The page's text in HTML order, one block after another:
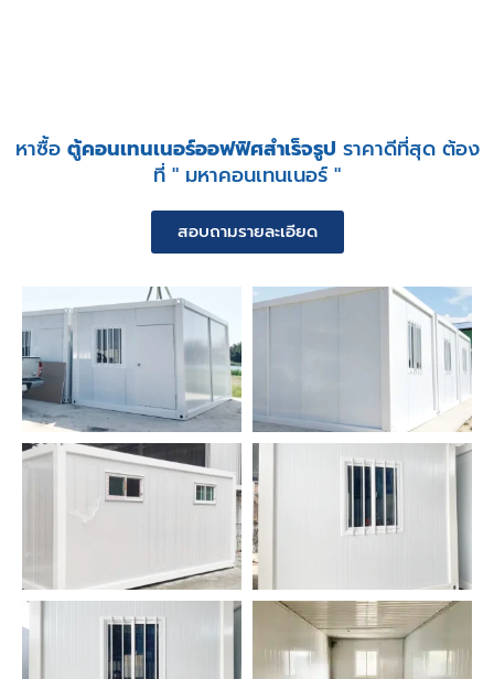
หาซื้อ ตู้คอนเทนเนอร์ออฟฟิศสำเร็จรูป ราคาดีที่สุด ต้อง
ที่ " มหาคอนเทนเนอร์ "
สอบถามรายละเอียด